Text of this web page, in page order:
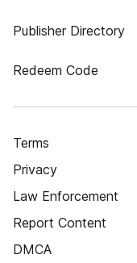
Publisher Directory
Redeem Code
Terms
Privacy
Law Enforcement
Report Content
DMCA